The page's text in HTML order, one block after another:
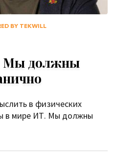
BY TEKWILL
Мы должны
в физических
в мире ИТ. Мы должны